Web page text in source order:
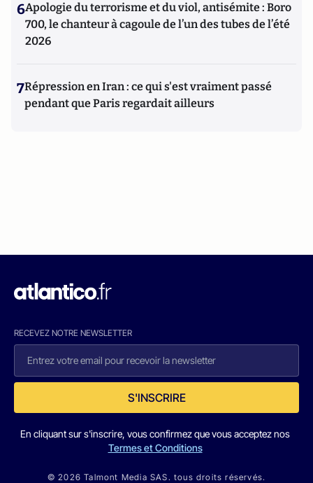
6Apologie du terrorisme et du viol, antisémite : Boro
700, le chanteur à cagoule de l’un des tubes de l’été
2026
7Répression en Iran : ce qui s'est vraiment passé
pendant que Paris regardait ailleurs
RECEVEZ NOTRE NEWSLETTER
S'INSCRIRE
En cliquant sur s'inscrire, vous confirmez que vous acceptez nos
Termes et Conditions
© 2026 Talmont Media SAS. tous droits réservés.